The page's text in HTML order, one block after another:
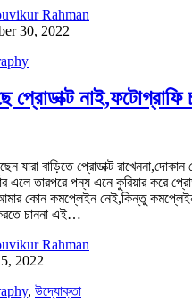
Rahman
30, 2022
প্রোডাক্ট নাই,ফটোগ্রাফি
বাড়িতে প্রোডাক্ট রাখেননা,দোকান
এলে তারপরে পন্য এনে কুরিয়ার করে
আমার কোন কমপ্লেইন নেই,কিন্তু
চাননা এই…
Rahman
2022
, উদ্যোক্তা